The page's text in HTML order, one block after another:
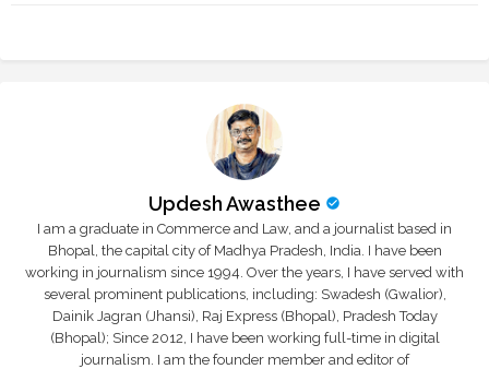
Updesh Awasthee
I am a graduate in Commerce and Law, and a journalist based in
Bhopal, the capital city of Madhya Pradesh, India. I have been
working in journalism since 1994. Over the years, I have served with
several prominent publications, including: Swadesh (Gwalior),
Dainik Jagran (Jhansi), Raj Express (Bhopal), Pradesh Today
(Bhopal); Since 2012, I have been working full-time in digital
journalism. I am the founder member and editor of